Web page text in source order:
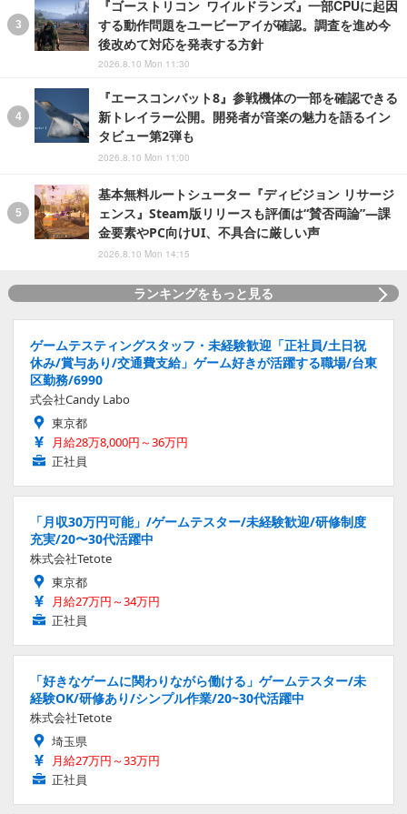
『ゴーストリコン ワイルドランズ』一部CPUに起因
する動作問題をユービーアイが確認。調査を進め今
後改めて対応を発表する方針
2026.8.10 Mon 11:30
『エースコンバット8』参戦機体の一部を確認できる
新トレイラー公開。開発者が音楽の魅力を語るイン
タビュー第2弾も
2026.8.10 Mon 11:00
基本無料ルートシューター『ディビジョン リサージ
ェンス』Steam版リリースも評価は“賛否両論”―課
金要素やPC向けUI、不具合に厳しい声
2026.8.10 Mon 14:15
ランキングをもっと見る
ゲームテスティングスタッフ・未経験歓迎「正社員/土日祝
休み/賞与あり/交通費支給」ゲーム好きが活躍する職場/台東
区勤務/6990
式会社Candy Labo
東京都
月給28万8,000円～36万円
正社員
「月収30万円可能」/ゲームテスター/未経験歓迎/研修制度
充実/20〜30代活躍中
株式会社Tetote
東京都
月給27万円～34万円
正社員
「好きなゲームに関わりながら働ける」ゲームテスター/未
経験OK/研修あり/シンプル作業/20~30代活躍中
株式会社Tetote
埼玉県
月給27万円～33万円
正社員